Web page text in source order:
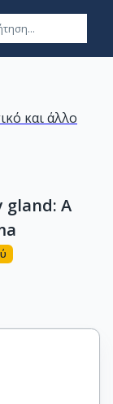
και άλλο
A